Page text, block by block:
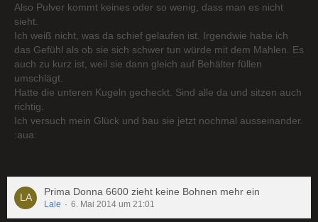
Also Pulver kommt keines oder so wenig, dass man es nicht
sieht.
Ich weiß nicht, was da schief gelaufen ist. Irgendwie habe ich
das Gefühl als ob sie sich schwer tun würde mit dem Mahlen. Es
auch zu kurz ist, weil sie dann gleich auf Behälter füllen
umschlägt.
Hatte die unteren Kugeln gecheckt. Sind alle da und sitzen auch
richtig.
Ich versuch mein Glück und bau sie jetzt nochmal ausseinander.
:aua:
Prima Donna 6600 zieht keine Bohnen mehr ein
Lale 6. Mai 2014 um 21:01